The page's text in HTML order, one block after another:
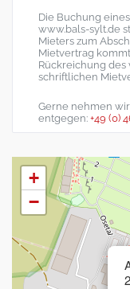
Die Buchung
www.bals-sylt.de
Mieters zum
Mietvertrag
Rückreichung
schriftlichen
Gerne nehmen
entgegen: +49 (0)
+
−